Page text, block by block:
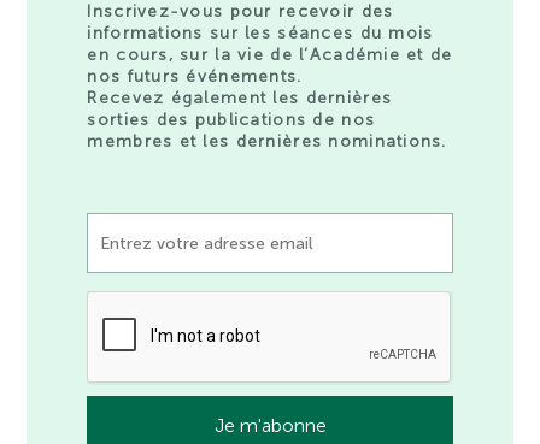
Inscrivez-vous pour recevoir des
informations sur les séances du mois
en cours, sur la vie de l’Académie et de
nos futurs événements.
Recevez également les dernières
sorties des publications de nos
membres et les dernières nominations.